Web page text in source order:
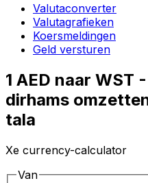
Valutaconverter
Valutagrafieken
Koersmeldingen
Geld versturen
1 AED naar WST
dirhams
tala
Xe currency-calculator
Van